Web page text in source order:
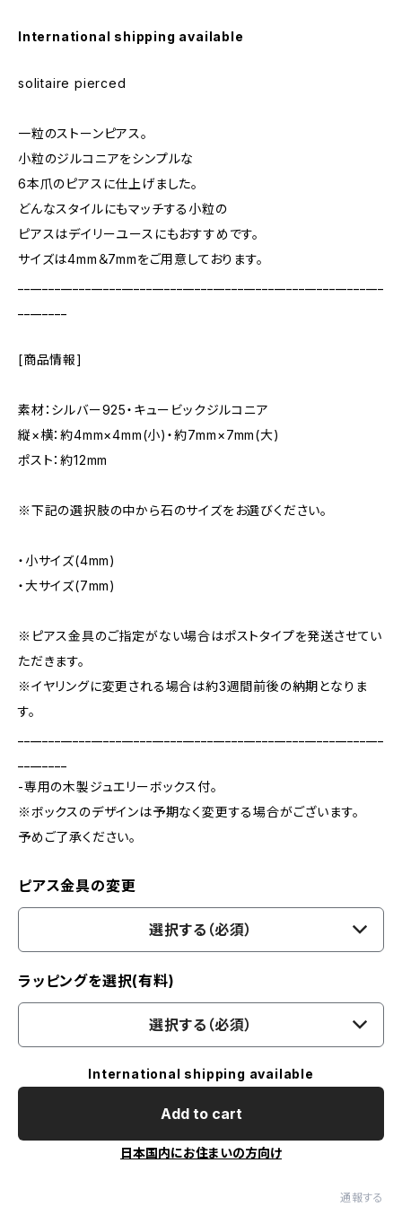
International shipping available
solitaire pierced
一粒のストーンピアス。
小粒のジルコニアをシンプルな
6本爪のピアスに仕上げました。
どんなスタイルにもマッチする小粒の
ピアスはデイリーユースにもおすすめです。
サイズは4mm＆7mmをご用意しております。
[商品情報]
素材：シルバー925・キュービックジルコニア
縦×横：約4mm×4mm(小)・約7mm×7mm(大)
ポスト：約12mm
※下記の選択肢の中から石のサイズをお選びください。
・小サイズ(4mm)
・大サイズ(7mm)
※ピアス金具のご指定がない場合はポストタイプを発送させてい
ただきます。
※イヤリングに変更される場合は約3週間前後の納期となりま
す。
-専用の木製ジュエリーボックス付。
※ボックスのデザインは予期なく変更する場合がございます。
予めご了承ください。
ピアス金具の変更
選択する（必須）
ラッピングを選択(有料)
選択する（必須）
International shipping available
Add to cart
日本国内にお住まいの方向け
通報する